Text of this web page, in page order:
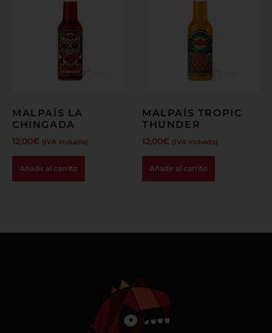
MALPAÍS LA
CHINGADA
12,00€ (IVA incluido)
Añadir al carrito
MALPAÍS TROPIC
THUNDER
12,00€ (IVA incluido)
Añadir al carrito